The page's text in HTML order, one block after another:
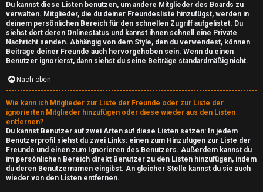
Du kannst diese Listen benutzen, um andere Mitglieder des Boards zu
verwalten. Mitglieder, die du deiner Freundesliste hinzufügst, werden in
deinem persönlichen Bereich für den schnellen Zugriff aufgelistet. Du
siehst dort deren Onlinestatus und kannst ihnen schnell eine Private
Nachricht senden. Abhängig von dem Style, den du verwendest, können
Beiträge deiner Freunde auch hervorgehoben sein. Wenn du einen
Benutzer ignorierst, dann siehst du seine Beiträge standardmäßig nicht.
Nach oben
Wie kann ich Mitglieder zur Liste der Freunde oder zur Liste der
ignorierten Mitglieder hinzufügen oder diese wieder aus den Listen
entfernen?
Du kannst Benutzer auf zwei Arten auf diese Listen setzen: In jedem
Benutzerprofil siehst du zwei Links: einen zum Hinzufügen zur Liste der
Freunde und einen zum Ignorieren des Benutzers. Außerdem kannst du
im persönlichen Bereich direkt Benutzer zu den Listen hinzufügen, indem
du deren Benutzernamen eingibst. An gleicher Stelle kannst du sie auch
wieder von den Listen entfernen.
T
h
e
S
h
o
w
↳